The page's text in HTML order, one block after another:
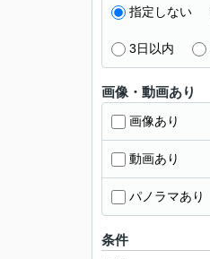
指定しない
3日以内
画像・動画あり
画像あり
動画あり
パノラマあり
条件